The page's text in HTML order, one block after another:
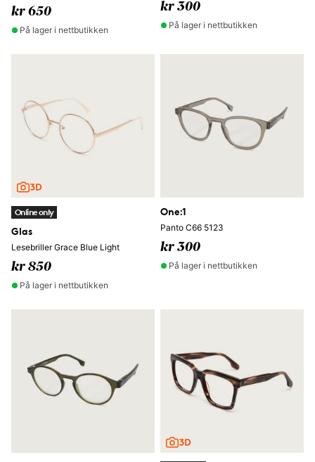
kr 650
På lager i nettbutikken
kr 300
På lager i nettbutikken
Online only
Glas
Lesebriller Grace Blue Light
kr 850
På lager i nettbutikken
One:1
Panto C66 5123
kr 300
På lager i nettbutikken